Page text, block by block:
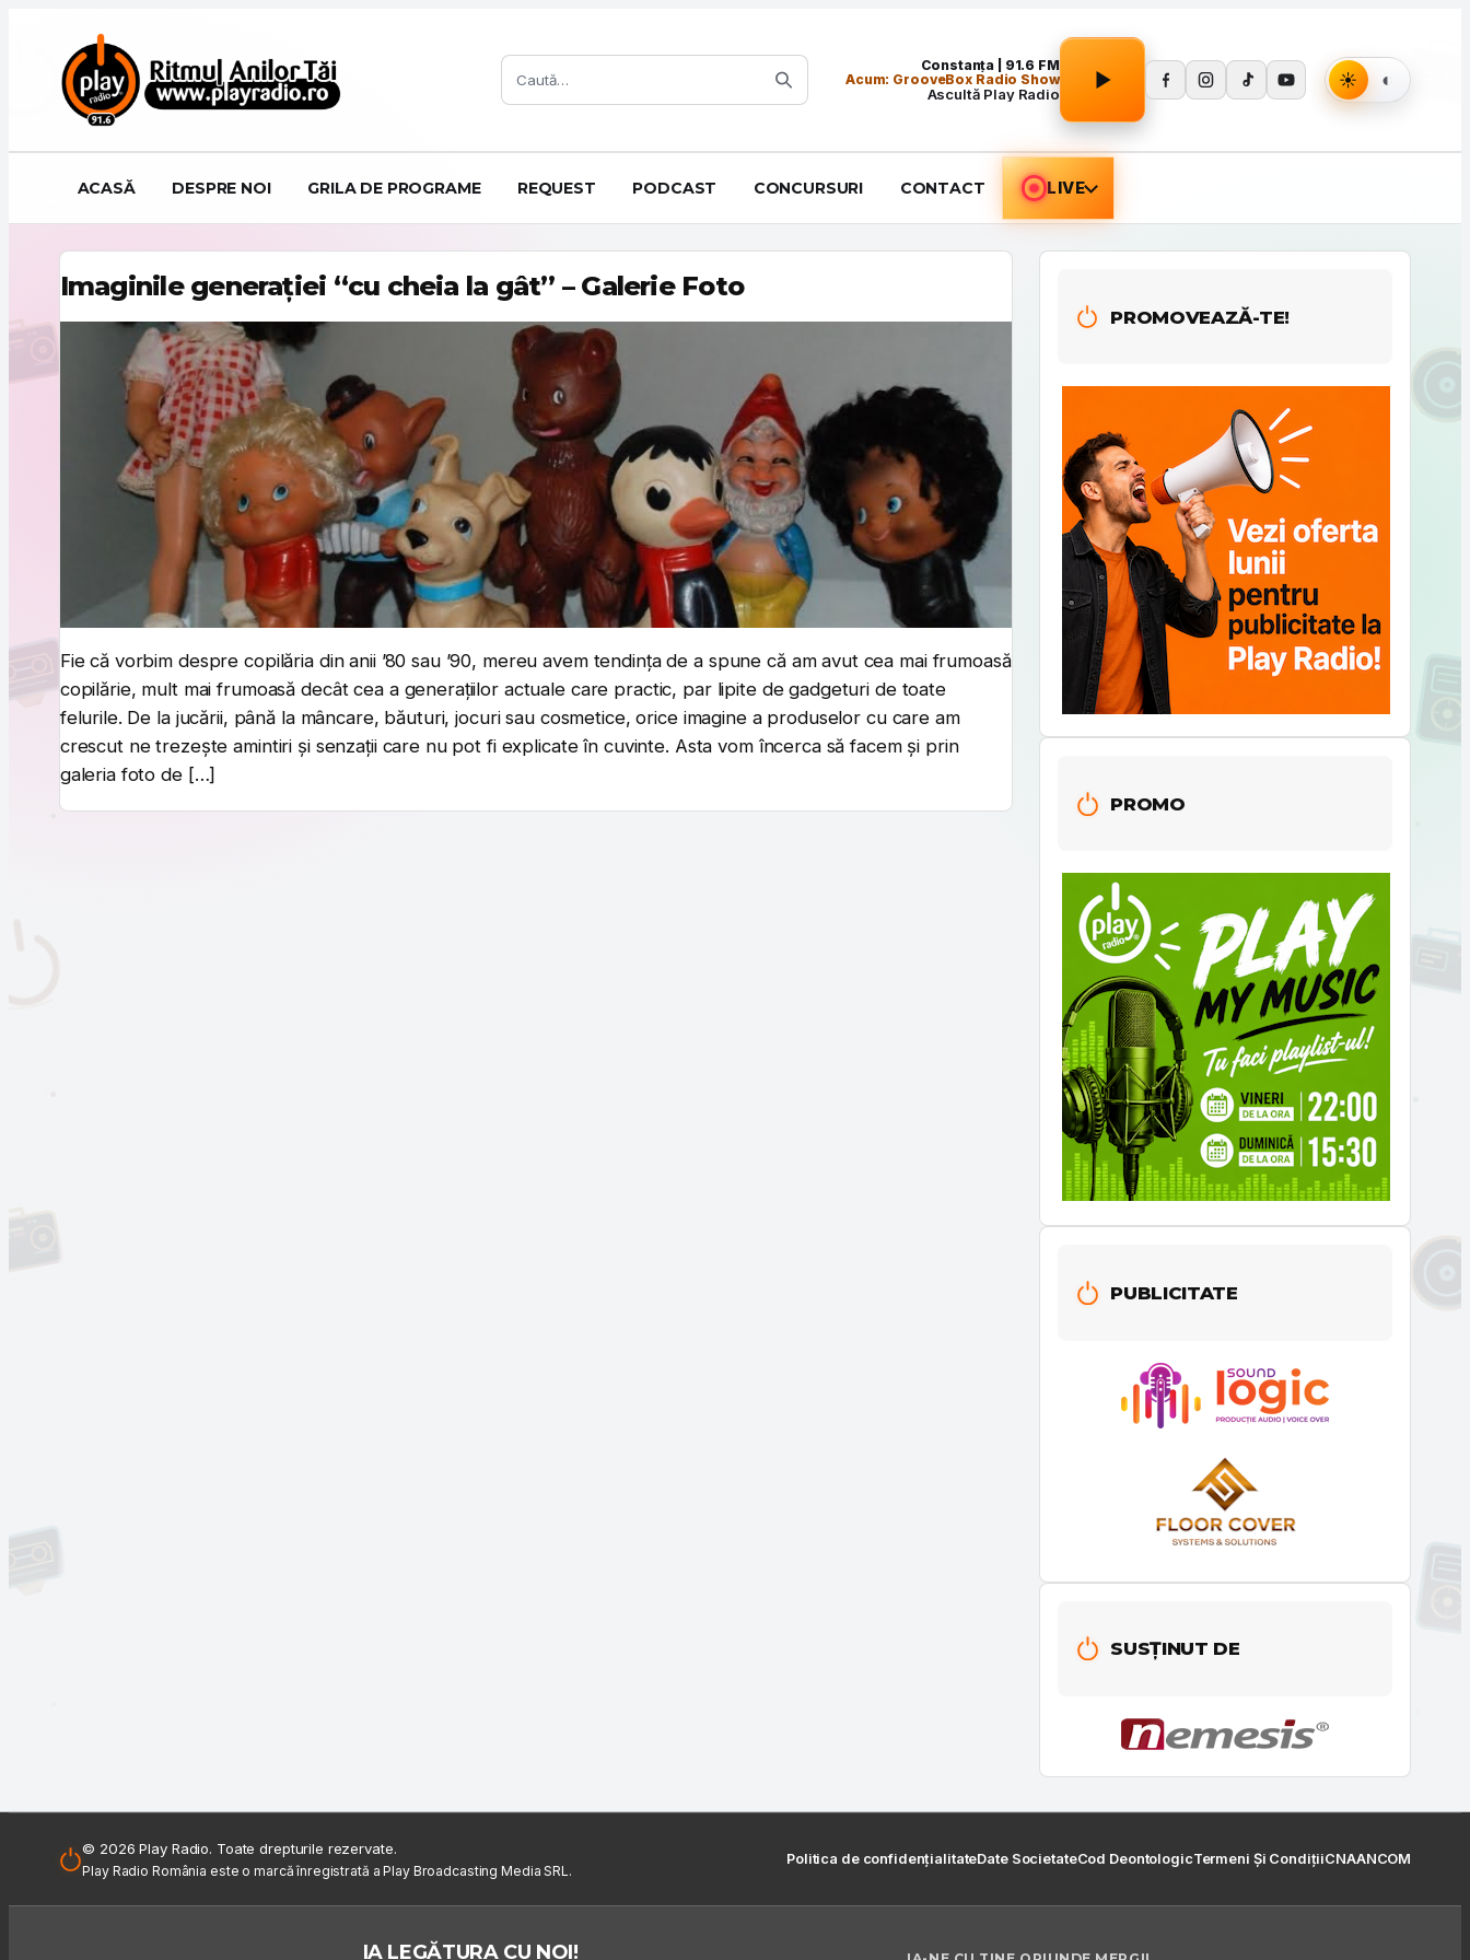
Caută:
Constanța | 91.6 FM
Acum: GrooveBox Radio Show
Ascultă Play Radio
Apasă Play pentru a porni redarea.
ACASĂ DESPRE NOI GRILA DE PROGRAME REQUEST PODCAST CONCURSURI CONTACT LIVE
Imaginile generației “cu cheia la gât” – Galerie Foto
Fie că vorbim despre copilăria din anii ’80 sau ’90, mereu avem tendința de a spune că am avut cea mai frumoasă
copilărie, mult mai frumoasă decât cea a generațiilor actuale care practic, par lipite de gadgeturi de toate
felurile. De la jucării, până la mâncare, băuturi, jocuri sau cosmetice, orice imagine a produselor cu care am
crescut ne trezește amintiri și senzații care nu pot fi explicate în cuvinte. Asta vom încerca să facem și prin
galeria foto de […]
PROMOVEAZĂ-TE!
PROMO
PUBLICITATE
SUSȚINUT DE
© 2026 Play Radio. Toate drepturile rezervate.
Play Radio România este o marcă înregistrată a Play Broadcasting Media SRL.
Politica de confidențialitateDate SocietateCod DeontologicTermeni Și CondițiiCNAANCOM
IA LEGĂTURA CU NOI!